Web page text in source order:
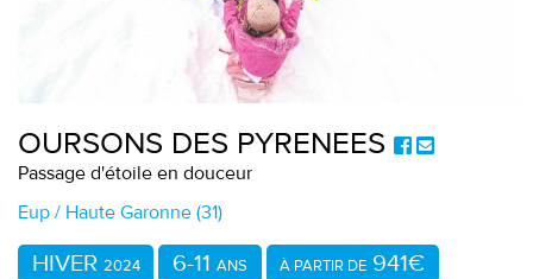
OURSONS DES PYRENEES
Passage d'étoile en douceur
Eup / Haute Garonne (31)
HIVER 2024 6-11ANS À PARTIR DE 941€